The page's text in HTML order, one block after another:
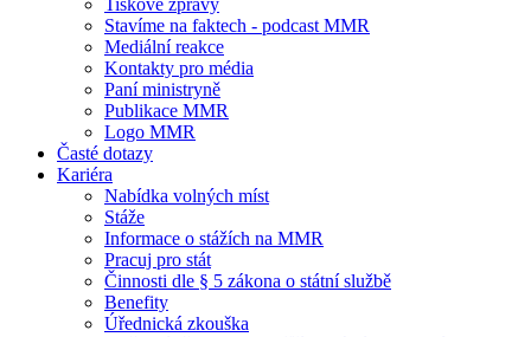
Stavíme na faktech - podcast MMR
Mediální reakce
Kontakty pro média
Paní ministryně
Publikace MMR
Logo MMR
Časté dotazy
Kariéra
Nabídka volných míst
Stáže
Informace o stážích na MMR
Pracuj pro stát
Činnosti dle § 5 zákona o státní službě
Benefity
Úřednická zkouška